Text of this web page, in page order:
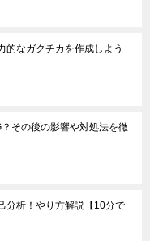
的なガクチカを作成しよう
その後の影響や対処法を徹
分析！やり方解説【10分で